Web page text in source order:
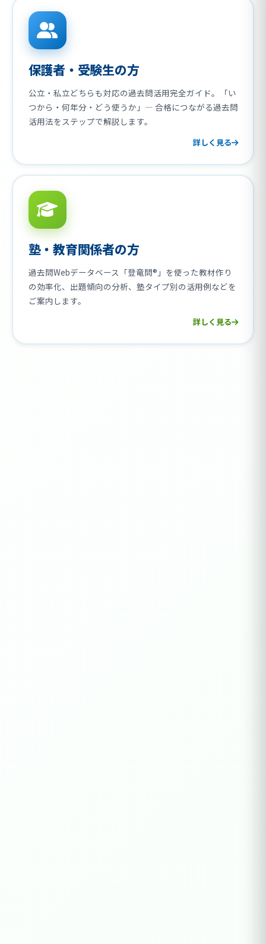
保護者・受験生の方
公立・私立どちらも対応の過去問活用完全ガイド。「い
つから・何年分・どう使うか」— 合格につながる過去問
活用法をステップで解説します。
詳しく見る
塾・教育関係者の方
過去問Webデータベース「登竜問®」を使った教材作り
の効率化、出題傾向の分析、塾タイプ別の活用例などを
ご案内します。
詳しく見る